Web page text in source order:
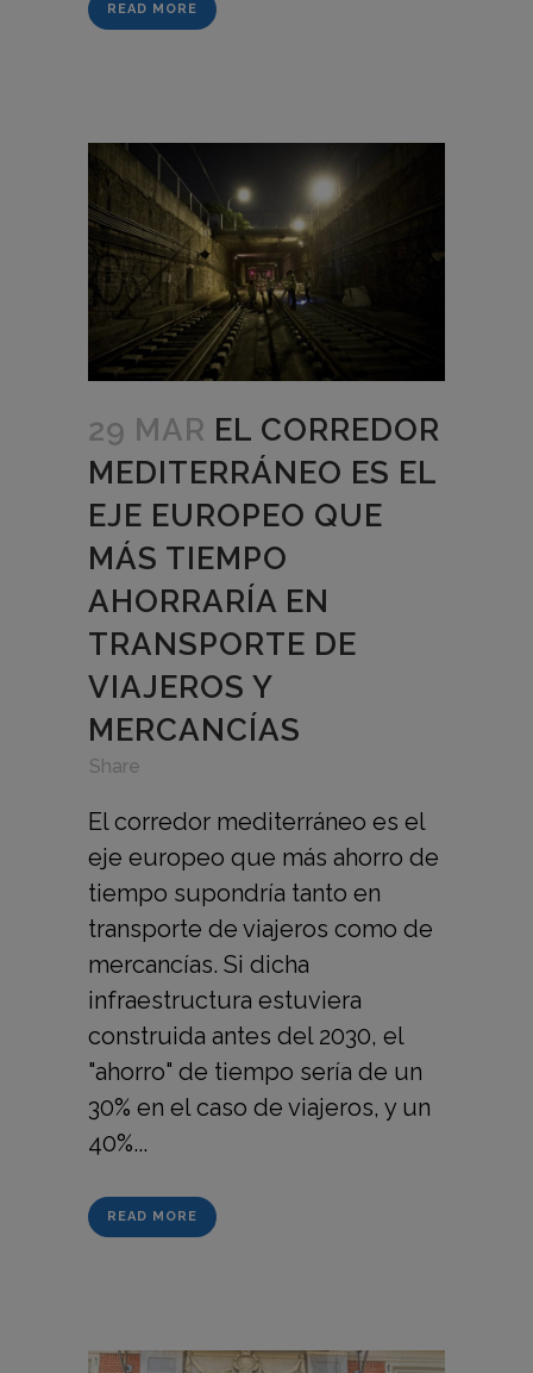
READ MORE
29 MAR EL CORREDOR
MEDITERRÁNEO ES EL
EJE EUROPEO QUE
MÁS TIEMPO
AHORRARÍA EN
TRANSPORTE DE
VIAJEROS Y
MERCANCÍAS
Share
El corredor mediterráneo es el
eje europeo que más ahorro de
tiempo supondría tanto en
transporte de viajeros como de
mercancías. Si dicha
infraestructura estuviera
construida antes del 2030, el
"ahorro" de tiempo sería de un
30% en el caso de viajeros, y un
40%...
READ MORE